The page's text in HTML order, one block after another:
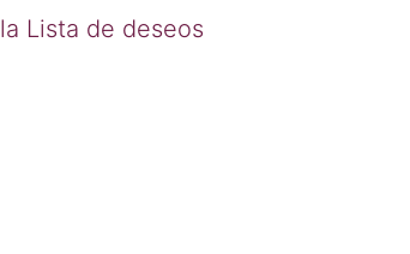
Lista de deseos